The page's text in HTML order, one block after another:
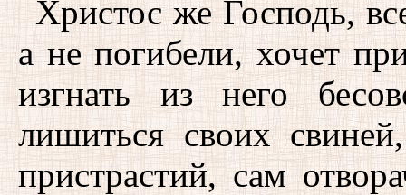
Христос же Господь,
а не погибели, хочет
изгнать из него
лишиться своих
пристрастий, сам